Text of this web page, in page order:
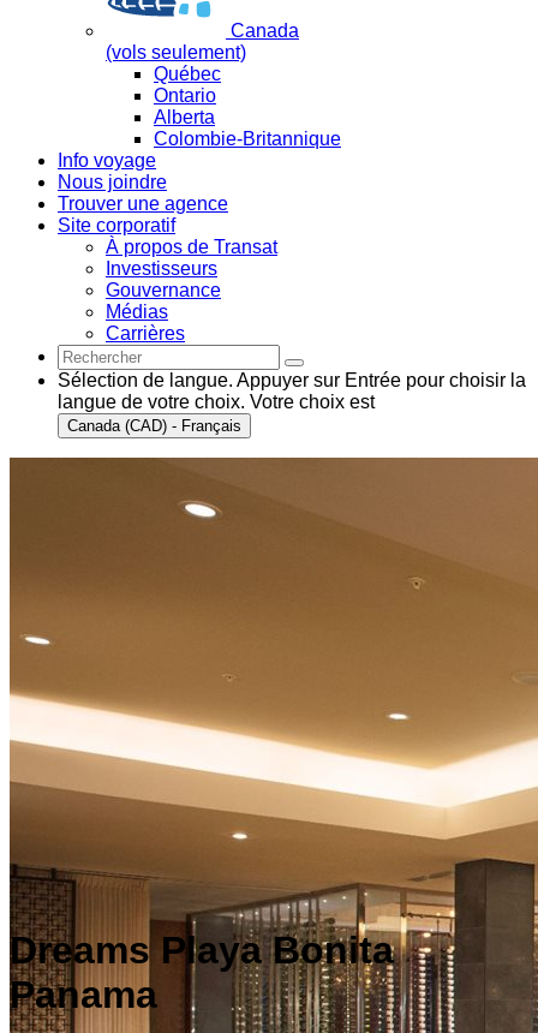
Canada
(vols seulement)
Québec
Ontario
Alberta
Colombie-Britannique
Info voyage
Nous joindre
Trouver une agence
Site corporatif
À propos de Transat
Investisseurs
Gouvernance
Médias
Carrières
Sélection de langue. Appuyer sur Entrée pour choisir la
langue de votre choix. Votre choix est
Canada (CAD) - Français
Dreams Playa Bonita
Panama